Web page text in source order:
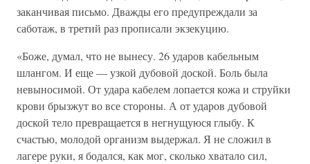
заканчивая письмо. Дважды его предупреждали за
саботаж, в третий раз прописали экзекуцию.
«Боже, думал, что не вынесу. 26 ударов кабельным
шлангом. И еще — узкой дубовой доской. Боль была
невыносимой. От удара кабелем лопается кожа и струйки
крови брызжут во все стороны. А от ударов дубовой
доской тело превращается в негнущуюся глыбу. К
счастью, молодой организм выдержал. Я не сложил в
лагере руки, я бодался, как мог, сколько хватало сил,